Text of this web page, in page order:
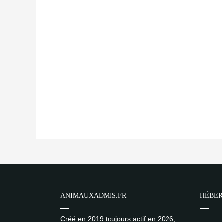
ANIMAUXADMIS.FR
Créé en 2019 toujours actif en 2026,